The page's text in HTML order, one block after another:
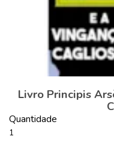
Livro Principis
Quantidade